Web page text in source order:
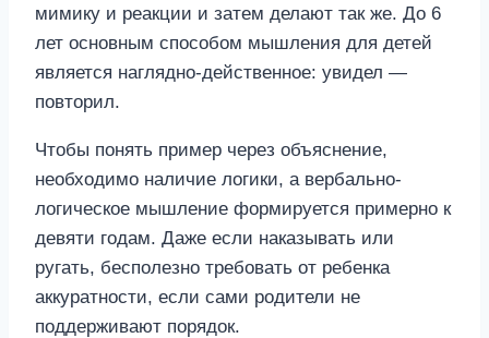
мимику и реакции и затем делают так же. До 6
лет основным способом мышления для детей
является наглядно-действенное: увидел —
повторил.
Чтобы понять пример через объяснение,
необходимо наличие логики, а вербально-
логическое мышление формируется примерно к
девяти годам. Даже если наказывать или
ругать, бесполезно требовать от ребенка
аккуратности, если сами родители не
поддерживают порядок.